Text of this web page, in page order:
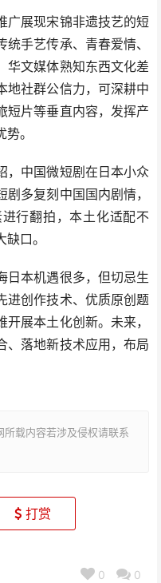
展现宋锦非遗技艺的短
手艺传承、青春爱情、
华文媒体熟知东西文化差
地社群公信力，可深耕中
短片等垂直内容，发挥产
。
中国微短剧在日本小众
多复刻中国国内剧情，
行翻拍，本土化适配不
口。
本机遇很多，但切忌生
进创作技术、优质原创题
展本土化创新。未来，
、落地新技术应用，布局
载内容若涉及侵权请联系
打赏
0 0